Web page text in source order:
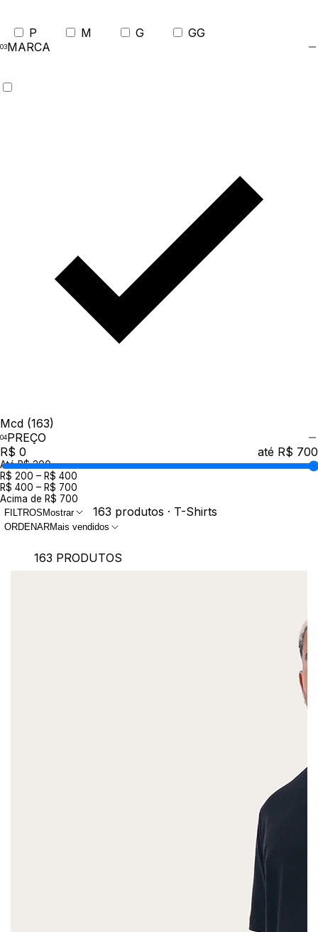
P M G
GG
MARCA
Mcd (163)
PREÇO
R$ 0
até R$ 700
Até R$ 200
R$ 200 – R$ 400
R$ 400 – R$ 700
Acima de R$ 700
FILTROS Mostrar 163 produtos · T-Shirts
ORDENARMais vendidos
163 PRODUTOS